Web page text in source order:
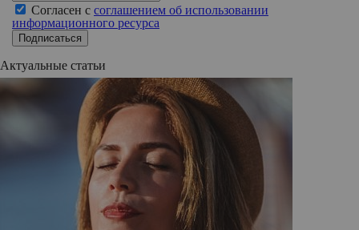
Согласен с соглашением об использовании
информационного ресурса
Подписаться
Актуальные статьи